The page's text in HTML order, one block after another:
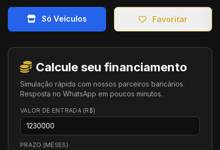
Só Veículos Favoritar
Calcule seu financiamento
Simulação rápida com nossos parceiros bancários.
Resposta no WhatsApp em poucos minutos.
VALOR DE ENTRADA (R$)
PRAZO (MESES)